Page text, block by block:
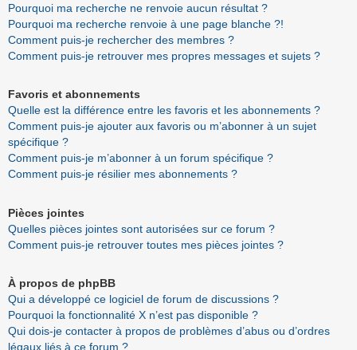
Pourquoi ma recherche ne renvoie aucun résultat ?
Pourquoi ma recherche renvoie à une page blanche ?!
Comment puis-je rechercher des membres ?
Comment puis-je retrouver mes propres messages et sujets ?
Favoris et abonnements
Quelle est la différence entre les favoris et les abonnements ?
Comment puis-je ajouter aux favoris ou m’abonner à un sujet
spécifique ?
Comment puis-je m’abonner à un forum spécifique ?
Comment puis-je résilier mes abonnements ?
Pièces jointes
Quelles pièces jointes sont autorisées sur ce forum ?
Comment puis-je retrouver toutes mes pièces jointes ?
À propos de phpBB
Qui a développé ce logiciel de forum de discussions ?
Pourquoi la fonctionnalité X n’est pas disponible ?
Qui dois-je contacter à propos de problèmes d’abus ou d’ordres
légaux liés à ce forum ?